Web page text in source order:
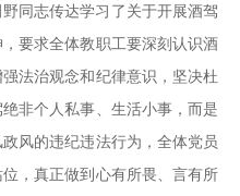
同志传达学习了关于开展酒驾
要求全体教职工要深刻认识酒
法治观念和纪律意识，坚决杜
非个人私事、生活小事，而是
风的违纪违法行为，全体党员
，真正做到心有所畏、言有所